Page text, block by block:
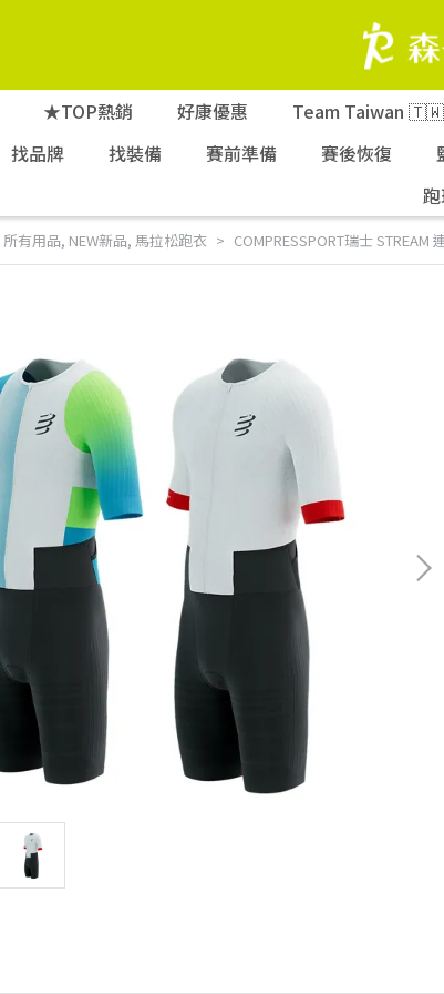
★TOP熱銷 好康優惠 Team Taiwan 🇹🇼
找品牌 找裝備 賽前準備 賽後恢復
所有用品, NEW新品, 馬拉松跑衣 COMPRESSPORT瑞士 STREAM